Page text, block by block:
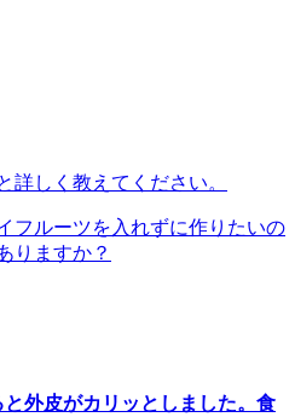
詳しく教えてください。
フルーツを入れずに作りたいの
りますか？
外皮がカリッとしました。食